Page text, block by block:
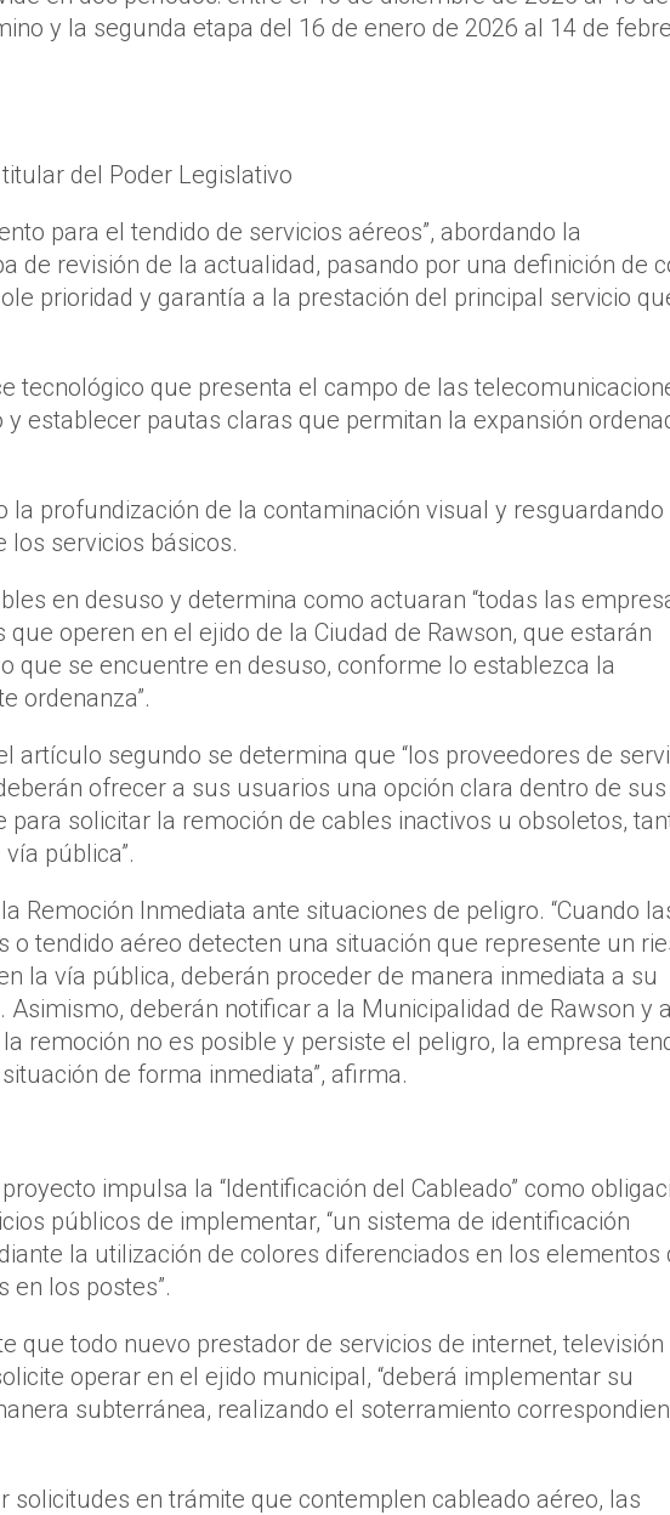
y la segunda etapa del 16 de enero de 2026 al 14 de
del Poder Legislativo
para el tendido de servicios aéreos”, abordando la
de revisión de la actualidad, pasando por una definición de
prioridad y garantía a la prestación del principal servicio
tecnológico que presenta el campo de las
establecer pautas claras que permitan la expansión
la profundización de la contaminación visual y resguardando
los servicios básicos.
en desuso y determina como actuaran “todas las
operen en el ejido de la Ciudad de Rawson, que estarán
que se encuentre en desuso, conforme lo establezca la
ordenanza”.
artículo segundo se determina que “los proveedores de
ofrecer a sus usuarios una opción clara dentro de sus
para solicitar la remoción de cables inactivos u obsoletos,
pública”.
Remoción Inmediata ante situaciones de peligro. “Cuando
o tendido aéreo detecten una situación que represente un
la vía pública, deberán proceder de manera inmediata a su
deberán notificar a la Municipalidad de Rawson y
remoción no es posible y persiste el peligro, la empresa
de forma inmediata”, afirma.
impulsa la “Identificación del Cableado” como
públicos de implementar, “un sistema de identificación
la utilización de colores diferenciados en los elementos
en los postes”.
que todo nuevo prestador de servicios de internet, televisión
operar en el ejido municipal, “deberá implementar su
subterránea, realizando el soterramiento
solicitudes en trámite que contemplen cableado aéreo, las